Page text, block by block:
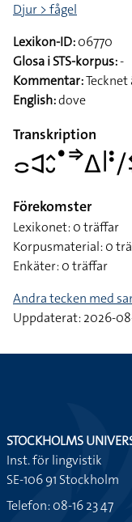
Djur > fågel
Lexikon-ID:06770
Glosa i STS-korpus:-
Kommentar:
English:dove
Transkription
Förekomster
Lexikonet: 0 träffar
Korpusmaterial: 0
Enkäter: 0 träffar
Andra tecken med
Uppdaterat: 2026-
STOCKHOLMS
Inst. för lingvistik
SE-106 91 Stockholm
Telefon: 08-16 23 47